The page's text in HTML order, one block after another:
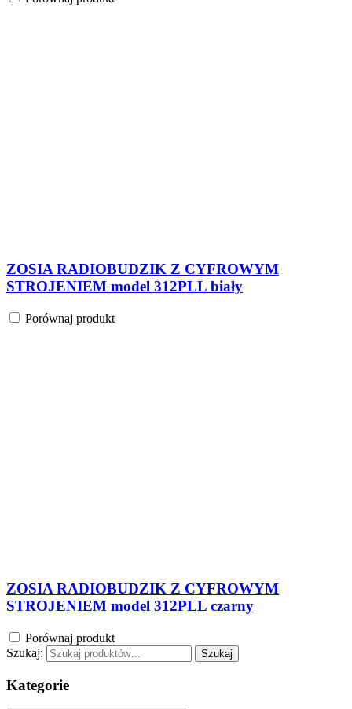
ZOSIA RADIOBUDZIK Z CYFROWYM
STROJENIEM model 312PLL biały
Porównaj produkt
ZOSIA RADIOBUDZIK Z CYFROWYM
STROJENIEM model 312PLL czarny
Porównaj produkt
Szukaj:
Szukaj
Kategorie